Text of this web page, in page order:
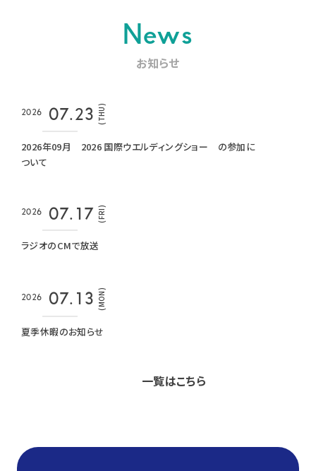
News
お知らせ
2026 07.23 (THU)
2026年09月 2026 国際ウエルディングショー の参加に
ついて
2026 07.17 (FRI)
ラジオのCMで放送
2026 07.13 (MON)
夏季休暇のお知らせ
一覧はこちら